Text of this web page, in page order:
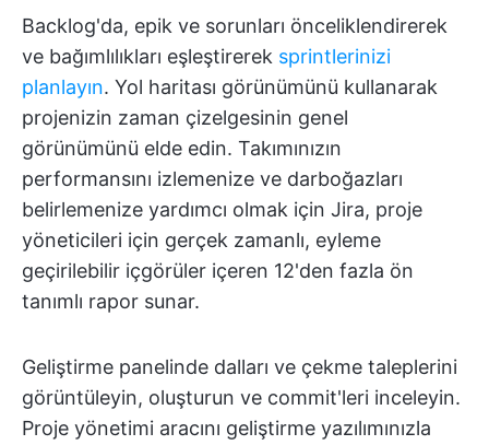
Backlog'da, epik ve sorunları önceliklendirerek
ve bağımlılıkları eşleştirerek sprintlerinizi
planlayın. Yol haritası görünümünü kullanarak
projenizin zaman çizelgesinin genel
görünümünü elde edin. Takımınızın
performansını izlemenize ve darboğazları
belirlemenize yardımcı olmak için Jira, proje
yöneticileri için gerçek zamanlı, eyleme
geçirilebilir içgörüler içeren 12'den fazla ön
tanımlı rapor sunar.
Geliştirme panelinde dalları ve çekme taleplerini
görüntüleyin, oluşturun ve commit'leri inceleyin.
Proje yönetimi aracını geliştirme yazılımınızla